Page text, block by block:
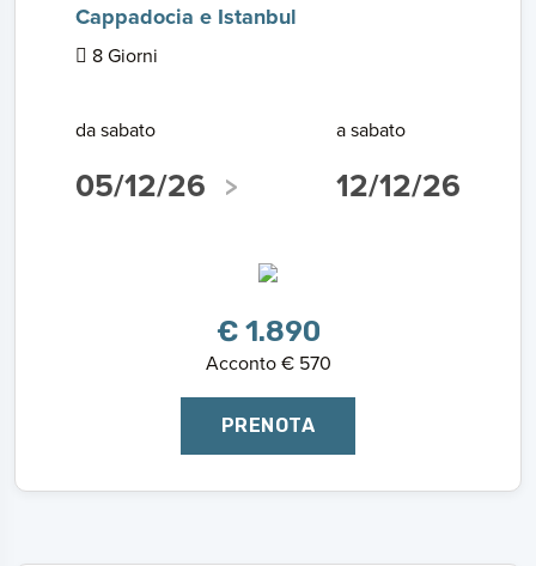
Cappadocia e Istanbul
8 Giorni
da sabato
05/12/26
a sabato
12/12/26
€ 1.890
Acconto € 570
PRENOTA